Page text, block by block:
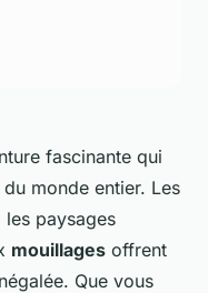
fascinante qui
du monde entier. Les
les paysages
mouillages offrent
Que vous